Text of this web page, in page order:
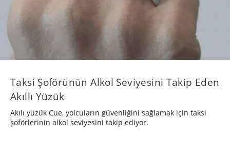
Taksi Şoförünün Alkol Seviyesini Takip Eden
Akıllı Yüzük
Akılı yüzük Cue, yolcuların güvenliğini sağlamak için taksi
şoförlerinin alkol seviyesini takip ediyor.